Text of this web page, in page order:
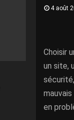
4 août
Choisir
un site,
en